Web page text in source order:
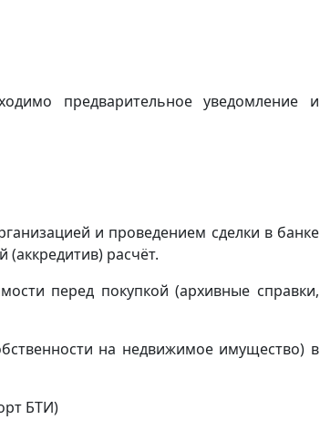
предварительное уведомление и
и проведением сделки в банке
расчёт.
перед покупкой (архивные справки,
на недвижимое имущество) в
БТИ)